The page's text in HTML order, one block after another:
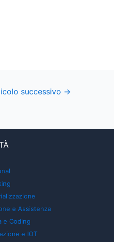
successivo →
e Assistenza
e Coding
e IOT